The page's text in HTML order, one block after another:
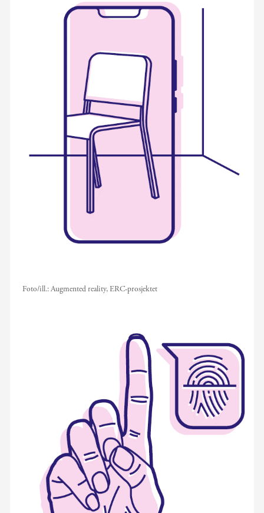
Foto/ill.:Augmented reality, ERC-prosjektet